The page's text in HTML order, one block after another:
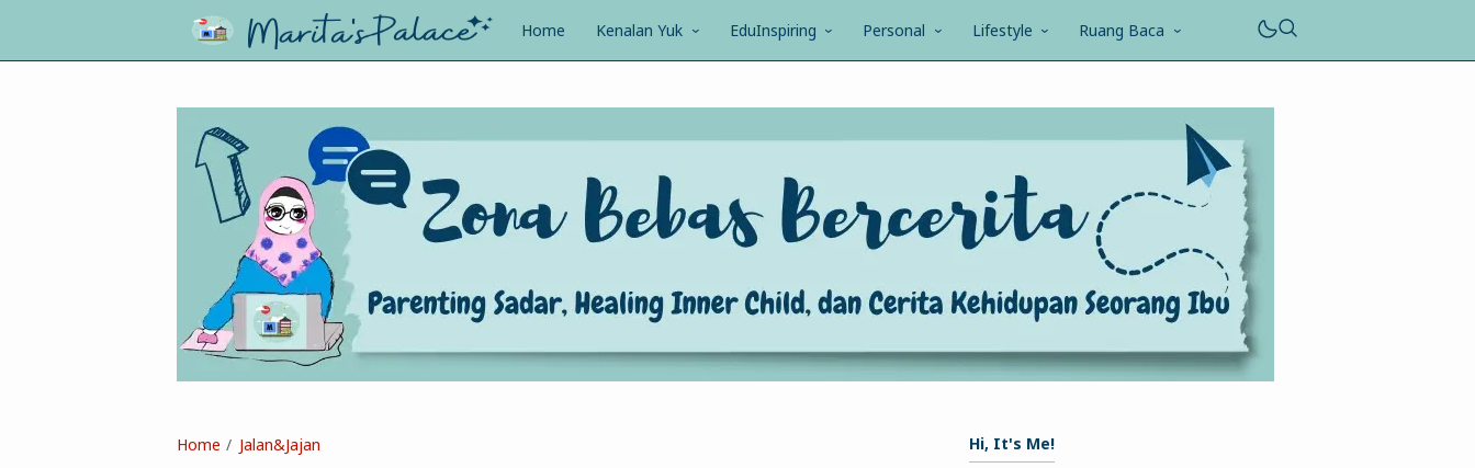
Home Kenalan Yuk EduInspiring Personal Lifestyle Ruang Baca
Home Jalan&Jajan Hi, It's Me!